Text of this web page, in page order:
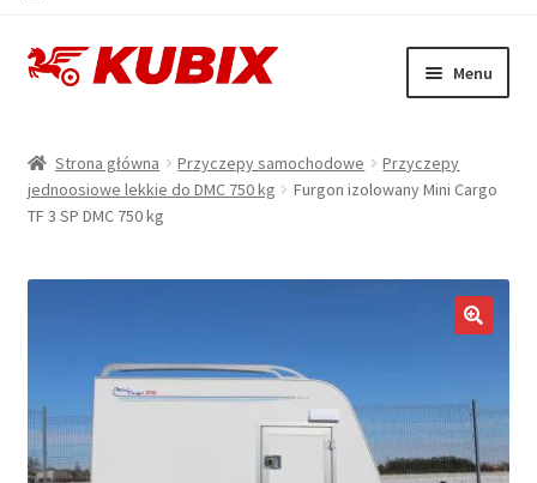
Przejdź
Przejdź
Menu
Przyczepy gastronomiczne
Rozwiń
menu
Promocje
Kontakt
Strona główna Przyczepy samochodowe
Przyczepy
jednoosiowe lekkie do DMC 750 kg
Furgon izolowany Mini Cargo
TF 3 SP DMC 750 kg